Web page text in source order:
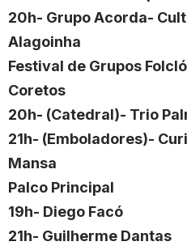
20h- Grupo Acorda-
Alagoinha
Festival de Grupos
Coretos
20h- (Catedral)- Trio
21h- (Emboladores)-
Mansa
Palco Principal
19h- Diego Facó
21h- Guilherme Dantas